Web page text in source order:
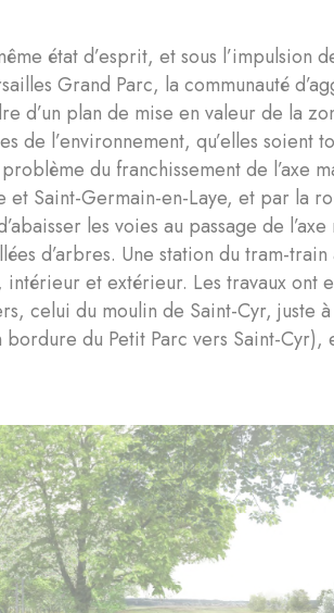
état d’esprit, et sous l’impulsion
Grand Parc, la communauté
d’un plan de mise en valeur de la
de l’environnement, qu’elles soient
du franchissement de l’axe
Saint-Germain-en-Laye, et par la
les voies au passage de
d’arbres. Une station du tram-
et extérieur. Les travaux ont
celui du moulin de Saint-Cyr, juste
du Petit Parc vers Saint-Cyr),